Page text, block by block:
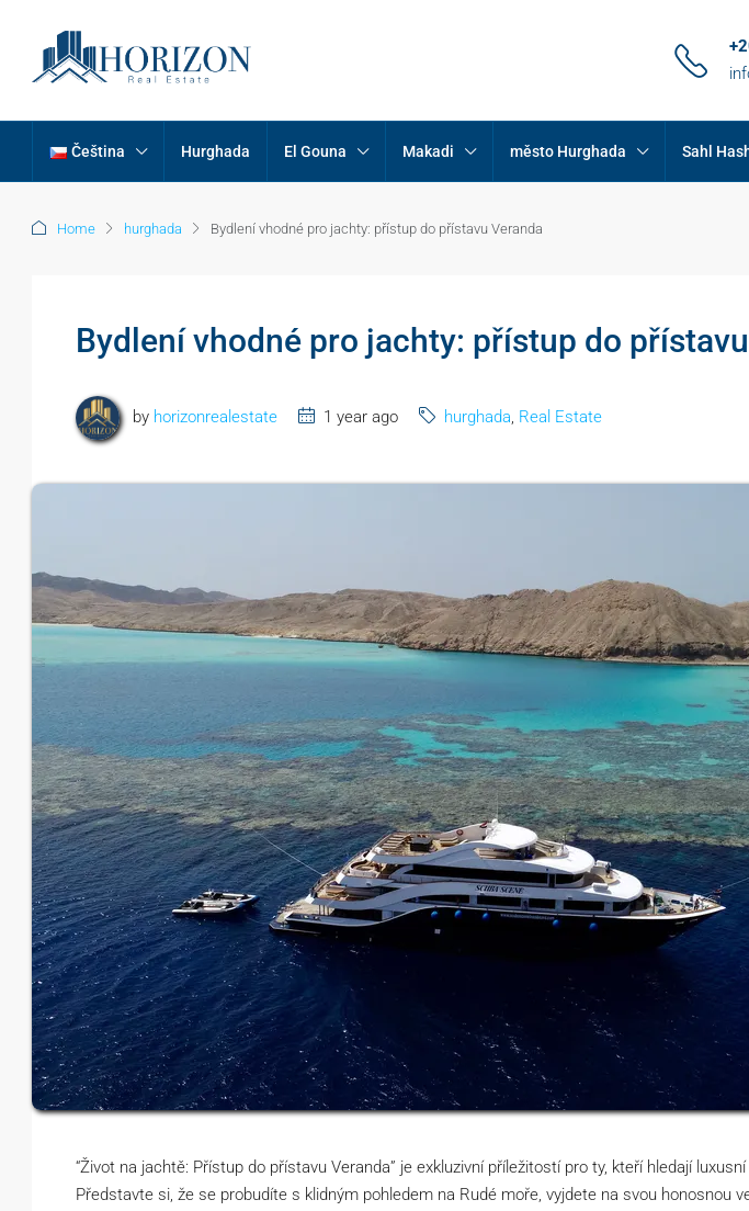
Čeština Hurghada El Gouna Makadi město Hurghada Sahl
Home hurghada Bydlení vhodné pro jachty: přístup do přístavu Veranda
Bydlení vhodné pro jachty: přístup do
by horizonrealestate 1 year ago hurghada, Real Estate
“Život na jachtě: Přístup do přístavu Veranda” je exkluzivní příležitostí pro ty, kteří hledají
Představte si, že se probudíte s klidným pohledem na Rudé moře, vyjdete na svou honosnou